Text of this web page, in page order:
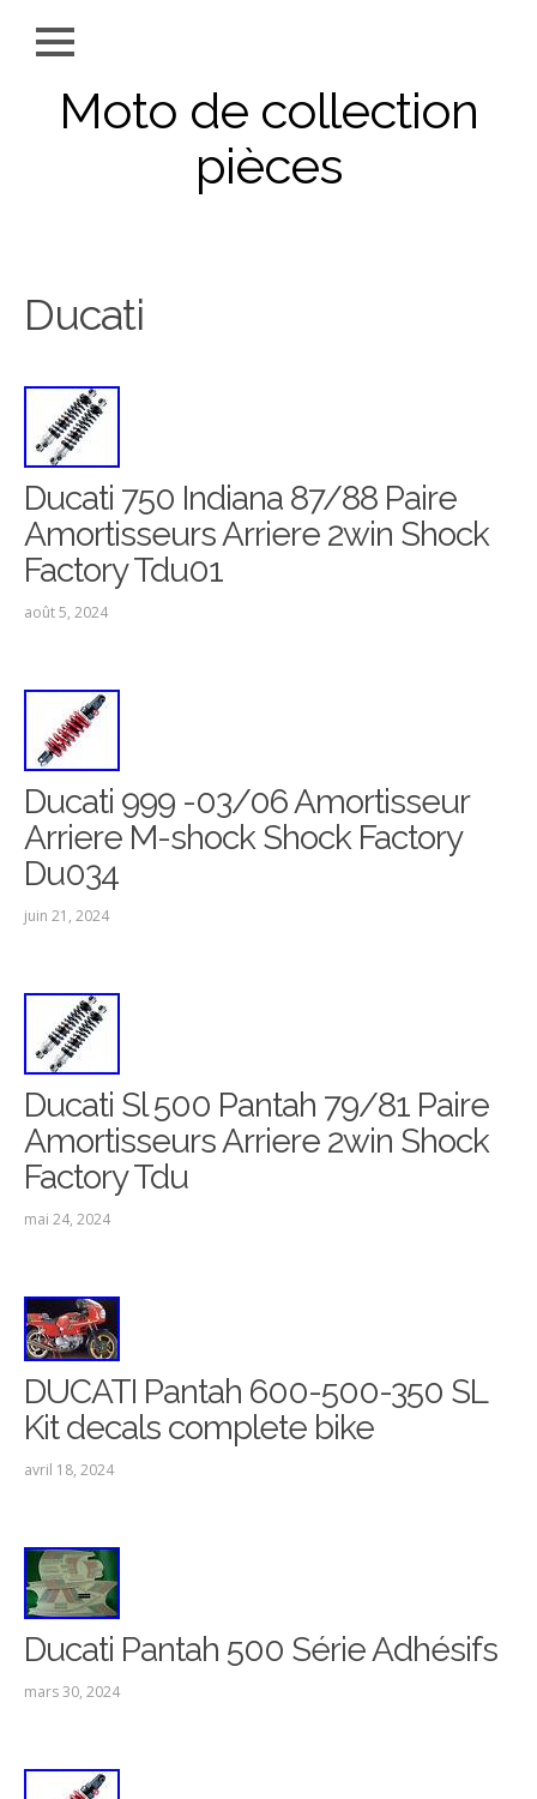
Moto de collection
pièces
Ducati
Ducati 750 Indiana 87/88 Paire
Amortisseurs Arriere 2win Shock
Factory Tdu01
août 5, 2024
Ducati 999 -03/06 Amortisseur
Arriere M-shock Shock Factory
Du034
juin 21, 2024
Ducati Sl 500 Pantah 79/81 Paire
Amortisseurs Arriere 2win Shock
Factory Tdu
mai 24, 2024
DUCATI Pantah 600-500-350 SL
Kit decals complete bike
avril 18, 2024
Ducati Pantah 500 Série Adhésifs
mars 30, 2024